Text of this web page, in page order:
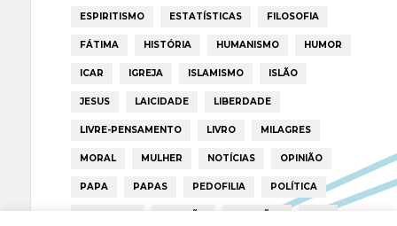
ESPIRITISMO ESTATÍSTICAS FILOSOFIA
FÁTIMA HISTÓRIA HUMANISMO HUMOR
ICAR IGREJA ISLAMISMO ISLÃO
JESUS LAICIDADE LIBERDADE
LIVRE-PENSAMENTO LIVRO MILAGRES
MORAL MULHER NOTÍCIAS OPINIÃO
PAPA PAPAS PEDOFILIA POLÍTICA
PORTUGAL RELIGIÃO RELIGIÕES RTP